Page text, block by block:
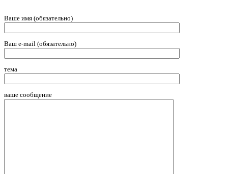
Ваше имя (обязательно)
Ваш e-mail (обязательно)
тема
ваше сообщение